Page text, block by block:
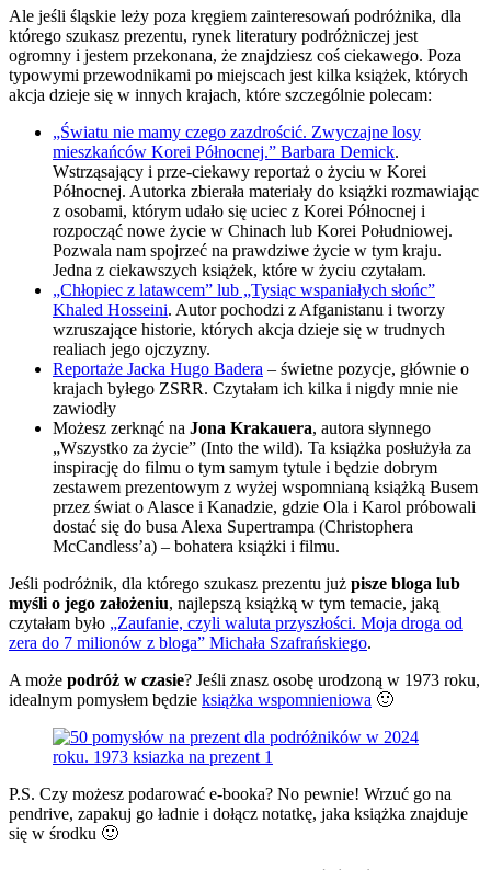
Ale jeśli śląskie leży poza kręgiem zainteresowań podróżnika, dla
którego szukasz prezentu, rynek literatury podróżniczej jest
ogromny i jestem przekonana, że znajdziesz coś ciekawego. Poza
typowymi przewodnikami po miejscach jest kilka książek, których
akcja dzieje się w innych krajach, które szczególnie polecam:
„Światu nie mamy czego zazdrościć. Zwyczajne losy
mieszkańców Korei Północnej.” Barbara Demick.
Wstrząsający i prze-ciekawy reportaż o życiu w Korei
Północnej. Autorka zbierała materiały do książki rozmawiając
z osobami, którym udało się uciec z Korei Północnej i
rozpocząć nowe życie w Chinach lub Korei Południowej.
Pozwala nam spojrzeć na prawdziwe życie w tym kraju.
Jedna z ciekawszych książek, które w życiu czytałam.
„Chłopiec z latawcem” lub „Tysiąc wspaniałych słońc”
Khaled Hosseini. Autor pochodzi z Afganistanu i tworzy
wzruszające historie, których akcja dzieje się w trudnych
realiach jego ojczyzny.
Reportaże Jacka Hugo Badera – świetne pozycje, głównie o
krajach byłego ZSRR. Czytałam ich kilka i nigdy mnie nie
zawiodły
Możesz zerknąć na Jona Krakauera, autora słynnego
„Wszystko za życie” (Into the wild). Ta książka posłużyła za
inspirację do filmu o tym samym tytule i będzie dobrym
zestawem prezentowym z wyżej wspomnianą książką Busem
przez świat o Alasce i Kanadzie, gdzie Ola i Karol próbowali
dostać się do busa Alexa Supertrampa (Christophera
McCandless’a) – bohatera książki i filmu.
Jeśli podróżnik, dla którego szukasz prezentu już pisze bloga lub
myśli o jego założeniu, najlepszą książką w tym temacie, jaką
czytałam było „Zaufanie, czyli waluta przyszłości. Moja droga od
zera do 7 milionów z bloga” Michała Szafrańskiego.
A może podróż w czasie? Jeśli znasz osobę urodzoną w 1973 roku,
idealnym pomysłem będzie książka wspomnieniowa 🙂
P.S. Czy możesz podarować e-booka? No pewnie! Wrzuć go na
pendrive, zapakuj go ładnie i dołącz notatkę, jaka książka znajduje
się w środku 🙂